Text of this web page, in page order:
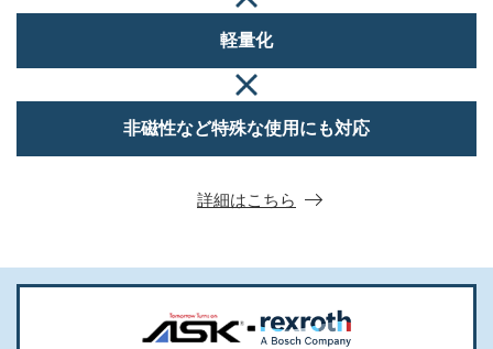
軽量化
非磁性など特殊な使用にも対応
詳細はこちら